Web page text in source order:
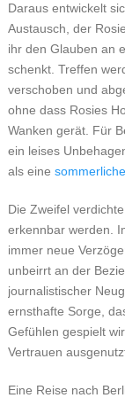
Daraus entwickelt
Austausch, der
ihr den Glauben an
schenkt. Treffen
verschoben und
ohne dass Rosies
Wanken gerät. Für
ein leises
als eine sommerliche
Die Zweifel
erkennbar werden.
immer neue
unbeirrt an der
journalistischer
ernsthafte Sorge,
Gefühlen gespielt
Vertrauen
Eine Reise nach